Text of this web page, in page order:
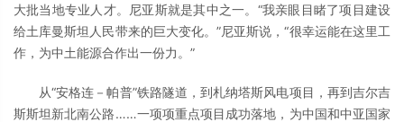
大批当地专业人才。尼亚斯就是其中之一。“我亲眼目睹了项目建设
给土库曼斯坦人民带来的巨大变化。”尼亚斯说，“很幸运能在这里工
作，为中土能源合作出一份力。”
从“安格连－帕普”铁路隧道，到札纳塔斯风电项目，再到吉尔吉
斯斯坦新北南公路……一项项重点项目成功落地，为中国和中亚国家